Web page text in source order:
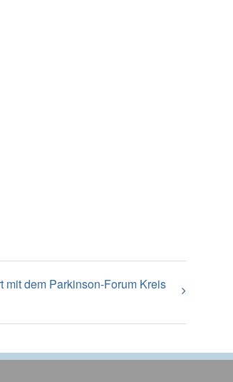
mit dem Parkinson-Forum Kreis